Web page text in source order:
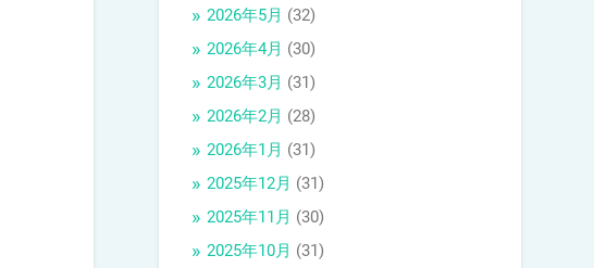
2026年5月 (32)
2026年4月 (30)
2026年3月 (31)
2026年2月 (28)
2026年1月 (31)
2025年12月 (31)
2025年11月 (30)
2025年10月 (31)